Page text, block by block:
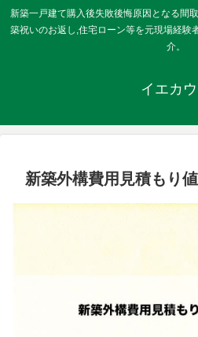
新築一戸建て購入後失敗後悔原因となる間
築祝いのお返し,住宅ローン等を元現場経験
介。
イエカ
新築外構費用見積もり